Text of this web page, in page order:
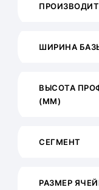
ШИРИНА
ВЫСОТА
(ММ)
СЕГМЕНТ
РАЗМЕР